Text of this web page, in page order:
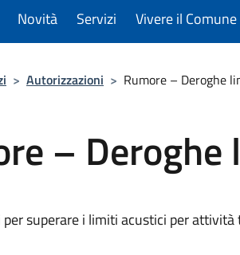
Novità Servizi Vivere il Comune
> Autorizzazioni > Rumore – Deroghe
–
superare i limiti acustici per attività